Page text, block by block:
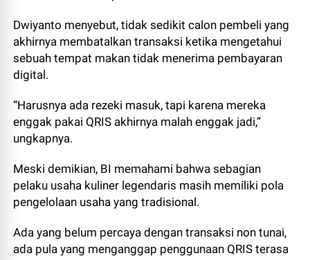
Dwiyanto menyebut, tidak sedikit calon pembeli yang
akhirnya membatalkan transaksi ketika mengetahui
sebuah tempat makan tidak menerima pembayaran
digital.
“Harusnya ada rezeki masuk, tapi karena mereka
enggak pakai QRIS akhirnya malah enggak jadi,”
ungkapnya.
Meski demikian, BI memahami bahwa sebagian
pelaku usaha kuliner legendaris masih memiliki pola
pengelolaan usaha yang tradisional.
Ada yang belum percaya dengan transaksi non tunai,
ada pula yang menganggap penggunaan QRIS terasa